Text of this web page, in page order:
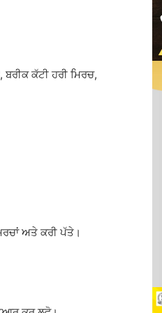
ਕੱਟੀ ਹਰੀ ਮਿਰਚ,
ਅਤੇ ਕਰੀ ਪੱਤੇ।